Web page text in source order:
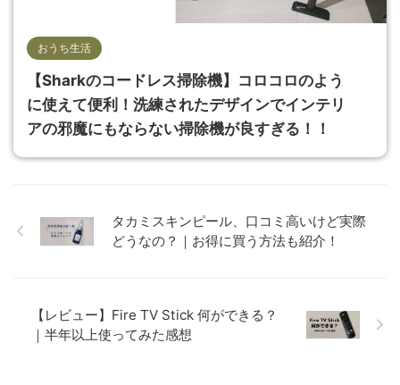
おうち生活
【Sharkのコードレス掃除機】コロコロのよう
に使えて便利！洗練されたデザインでインテリ
アの邪魔にもならない掃除機が良すぎる！！
タカミスキンピール、口コミ高いけど実際
どうなの？｜お得に買う方法も紹介！
【レビュー】Fire TV Stick 何ができる？
｜半年以上使ってみた感想